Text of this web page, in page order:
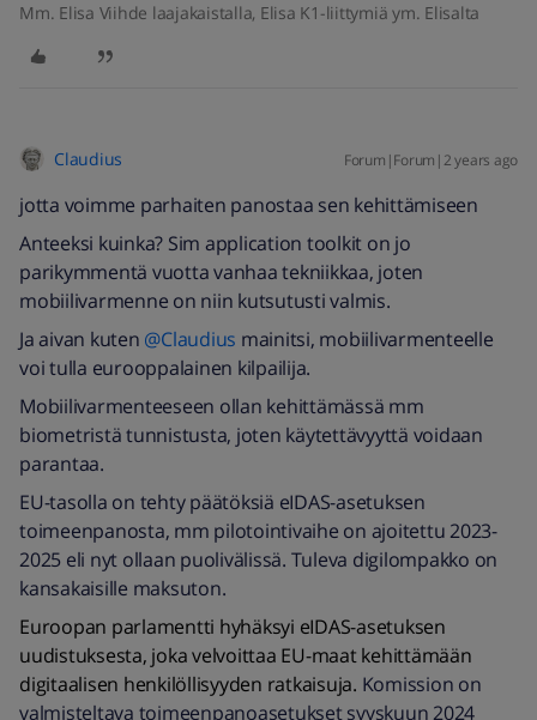
Mm. Elisa Viihde laajakaistalla, Elisa K1-liittymiä ym. Elisalta
Claudius Forum|Forum|2 years ago
jotta voimme parhaiten panostaa sen kehittämiseen
Anteeksi kuinka? Sim application toolkit on jo
parikymmentä vuotta vanhaa tekniikkaa, joten
mobiilivarmenne on niin kutsutusti valmis.
Ja aivan kuten @Claudius mainitsi, mobiilivarmenteelle
voi tulla eurooppalainen kilpailija.
Mobiilivarmenteeseen ollan kehittämässä mm
biometristä tunnistusta, joten käytettävyyttä voidaan
parantaa.
EU-tasolla on tehty päätöksiä eIDAS-asetuksen
toimeenpanosta, mm pilotointivaihe on ajoitettu 2023-
2025 eli nyt ollaan puolivälissä. Tuleva digilompakko on
kansakaisille maksuton.
Euroopan parlamentti hyhäksyi eIDAS-asetuksen
uudistuksesta, joka velvoittaa EU-maat kehittämään
digitaalisen henkilöllisyyden ratkaisuja. Komission on
valmisteltava toimeenpanoasetukset syyskuun 2024